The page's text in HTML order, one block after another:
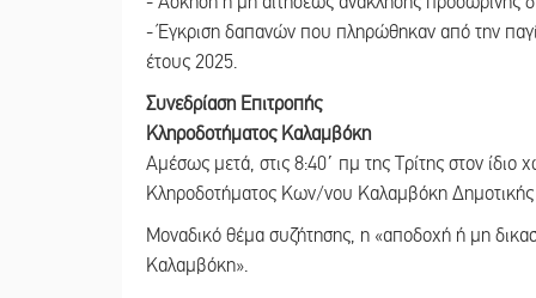
- Έγκριση δαπανών που πληρώθηκαν από την
έτους 2025.
Συνεδρίαση Επιτροπής
Κληροδοτήματος Καλαμβόκη
Αμέσως μετά, στις 8:40΄ πμ της Τρίτης στον ίδιο
Κληροδοτήματος Κων/νου Καλαμβόκη Δημοτικής
Μοναδικό θέμα συζήτησης, η «αποδοχή ή μη
Καλαμβόκη».